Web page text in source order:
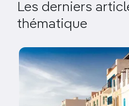
Les derniers
thématique